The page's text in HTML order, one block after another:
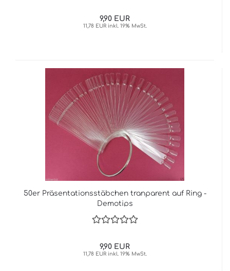
9,90 EUR
11,78 EUR inkl. 19% MwSt.
50er Präsentationsstäbchen tranparent auf Ring -
Demotips
9,90 EUR
11,78 EUR inkl. 19% MwSt.